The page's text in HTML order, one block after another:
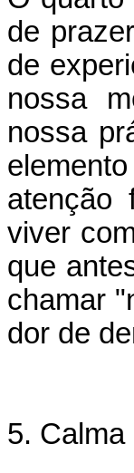
de
de
nossa
nossa
atenção
viver
que
chamar
dor de
5. Calma